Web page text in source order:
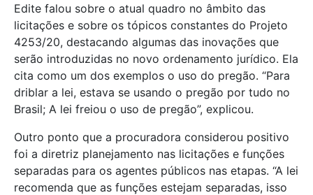
Edite falou sobre o atual quadro no âmbito das
licitações e sobre os tópicos constantes do Projeto
4253/20, destacando algumas das inovações que
serão introduzidas no novo ordenamento jurídico. Ela
cita como um dos exemplos o uso do pregão. “Para
driblar a lei, estava se usando o pregão por tudo no
Brasil; A lei freiou o uso de pregão”, explicou.
Outro ponto que a procuradora considerou positivo
foi a diretriz planejamento nas licitações e funções
separadas para os agentes públicos nas etapas. “A lei
recomenda que as funções estejam separadas, isso